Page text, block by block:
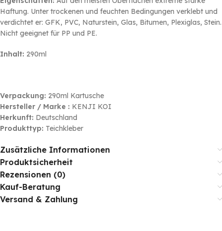
Haftung. Unter trockenen und feuchten Bedingungen verklebt und
verdichtet er: GFK, PVC, Naturstein, Glas, Bitumen, Plexiglas, Stein.
Nicht geeignet für PP und PE.
Inhalt: 290ml
Verpackung: 290ml Kartusche
Hersteller / Marke : KENJI KOI
Herkunft: Deutschland
Produkttyp: Teichkleber
Zusätzliche Informationen
Produktsicherheit
Rezensionen (0)
Kauf-Beratung
Versand & Zahlung